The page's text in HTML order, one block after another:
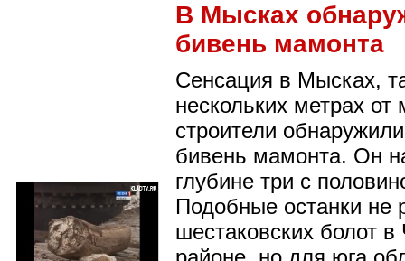
В Мысках
бивень мамонта
Сенсация в Мысках,
нескольких метрах
строители
бивень мамонта. Он
глубине три с
Подобные останки не
шестаковских болот